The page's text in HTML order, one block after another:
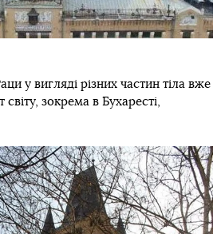
у вигляді різних частин тіла вже
світу, зокрема в Бухаресті,